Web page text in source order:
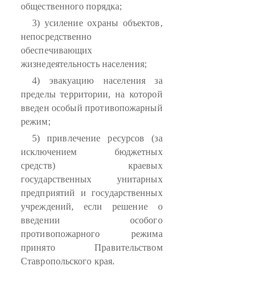
общественного порядка;
3) усиление охраны объектов,
непосредственно
обеспечивающих
жизнедеятельность населения;
4) эвакуацию населения за
пределы территории, на которой
введен особый противопожарный
режим;
5) привлечение ресурсов (за
исключением бюджетных
средств) краевых
государственных унитарных
предприятий и государственных
учреждений, если решение о
введении особого
противопожарного режима
принято Правительством
Ставропольского края.